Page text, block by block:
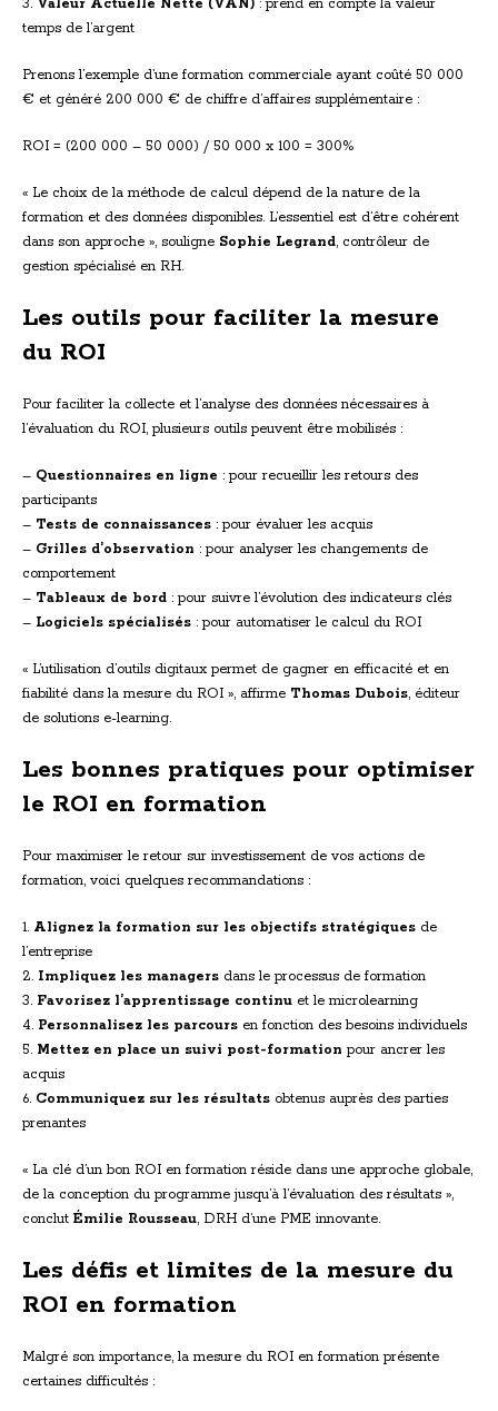
3. Valeur Actuelle Nette (VAN) : prend en compte la valeur
temps de l’argent
Prenons l’exemple d’une formation commerciale ayant coûté 50 000
€ et généré 200 000 € de chiffre d’affaires supplémentaire :
ROI = (200 000 – 50 000) / 50 000 x 100 = 300%
« Le choix de la méthode de calcul dépend de la nature de la
formation et des données disponibles. L’essentiel est d’être cohérent
dans son approche », souligne Sophie Legrand, contrôleur de
gestion spécialisé en RH.
Les outils pour faciliter la mesure
du ROI
Pour faciliter la collecte et l’analyse des données nécessaires à
l’évaluation du ROI, plusieurs outils peuvent être mobilisés :
– Questionnaires en ligne : pour recueillir les retours des
participants
– Tests de connaissances : pour évaluer les acquis
– Grilles d’observation : pour analyser les changements de
comportement
– Tableaux de bord : pour suivre l’évolution des indicateurs clés
– Logiciels spécialisés : pour automatiser le calcul du ROI
« L’utilisation d’outils digitaux permet de gagner en efficacité et en
fiabilité dans la mesure du ROI », affirme Thomas Dubois, éditeur
de solutions e-learning.
Les bonnes pratiques pour optimiser
le ROI en formation
Pour maximiser le retour sur investissement de vos actions de
formation, voici quelques recommandations :
1. Alignez la formation sur les objectifs stratégiques de
l’entreprise
2. Impliquez les managers dans le processus de formation
3. Favorisez l’apprentissage continu et le microlearning
4. Personnalisez les parcours en fonction des besoins individuels
5. Mettez en place un suivi post-formation pour ancrer les
acquis
6. Communiquez sur les résultats obtenus auprès des parties
prenantes
« La clé d’un bon ROI en formation réside dans une approche globale,
de la conception du programme jusqu’à l’évaluation des résultats »,
conclut Émilie Rousseau, DRH d’une PME innovante.
Les défis et limites de la mesure du
ROI en formation
Malgré son importance, la mesure du ROI en formation présente
certaines difficultés :